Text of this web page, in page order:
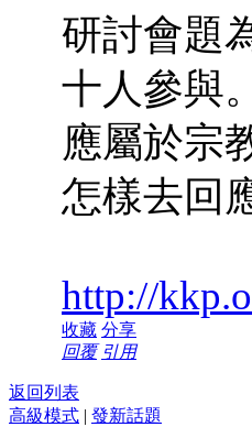
研討會題
十人參與
應屬於宗
怎樣去回
http://
收藏 分享
回覆 引用
返回列表
高級模式 | 發新話題